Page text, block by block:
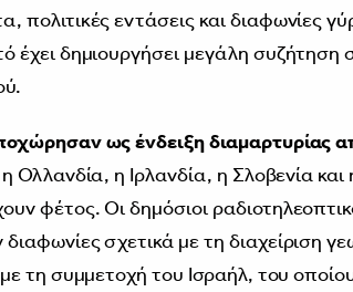
πολιτικές εντάσεις και διαφωνίες
έχει δημιουργήσει μεγάλη συζήτηση
ως ένδειξη διαμαρτυρίας
Ολλανδία, η Ιρλανδία, η Σλοβενία
φέτος. Οι δημόσιοι
σχετικά με τη διαχείριση
με τη συμμετοχή του Ισραήλ, του